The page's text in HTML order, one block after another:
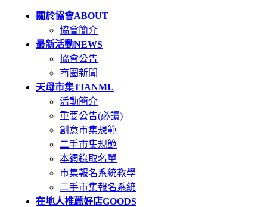
關於協會ABOUT
協會簡介
最新活動NEWS
協會公告
商圈新聞
天母市集TIANMU
活動簡介
重要公告(必讀)
創意市集規範
二手市集規範
本週錄取名單
市集報名系統教學
二手市集報名系統
在地人推薦好店GOODS